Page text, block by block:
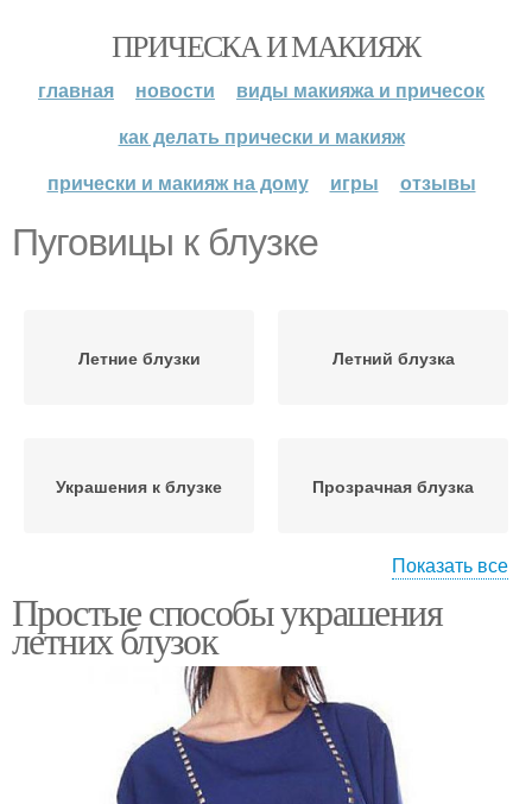
ПРИЧЕСКА И МАКИЯЖ
главная новости
виды макияжа и причесок
как делать прически и макияж
прически и макияж на дому
игры отзывы
Пуговицы к блузке
Летние блузки Летний блузка
Украшения к блузке Прозрачная блузка
Украшения для блузки
Показать все
Простые способы украшения
летних блузок